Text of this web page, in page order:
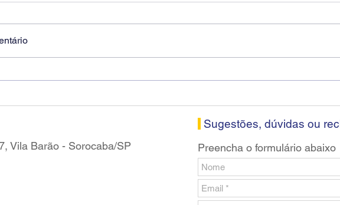
Vila Barão - Sorocaba/SP
Sugestões, dúvidas ou
Preencha o formulário abaixo